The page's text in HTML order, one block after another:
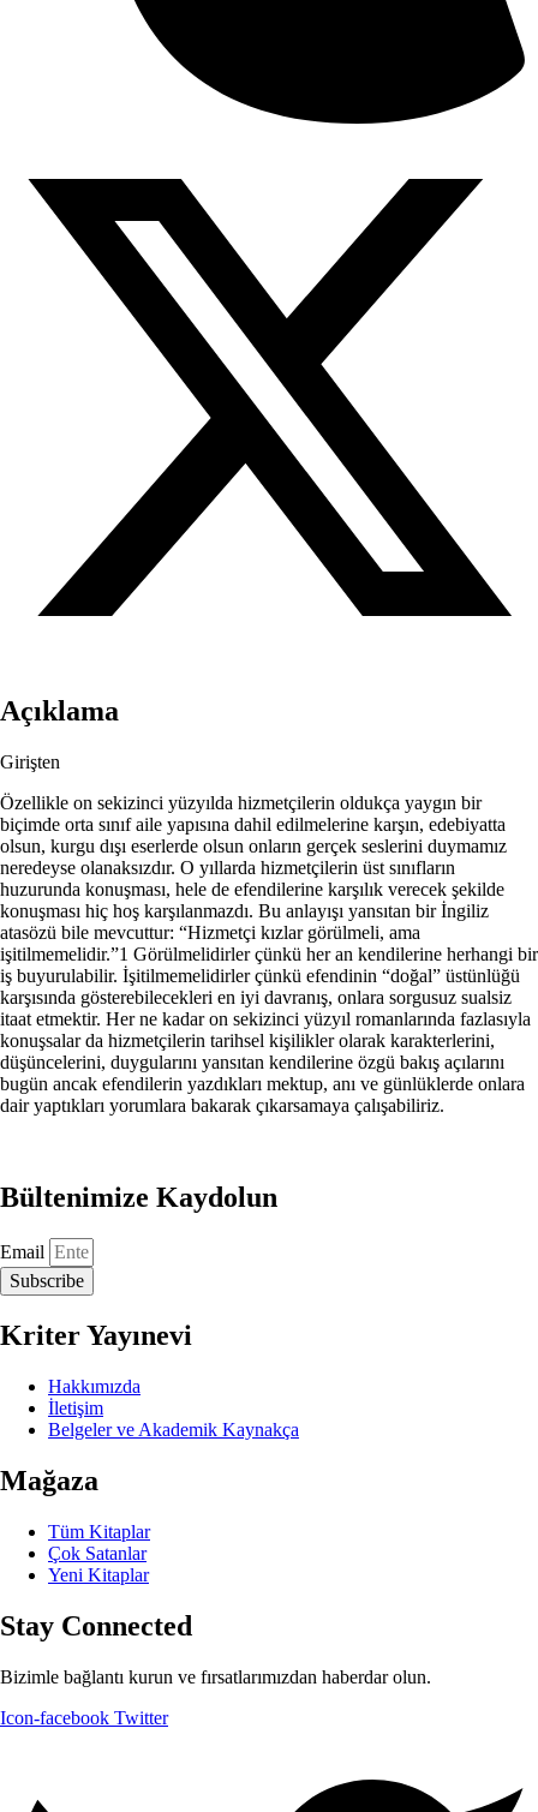
Açıklama
Girişten
Özellikle on sekizinci yüzyılda hizmetçilerin oldukça yaygın bir
biçimde orta sınıf aile yapısına dahil edilmelerine karşın, edebiyatta
olsun, kurgu dışı eserlerde olsun onların gerçek seslerini duymamız
neredeyse olanaksızdır. O yıllarda hizmetçilerin üst sınıfların
huzurunda konuşması, hele de efendilerine karşılık verecek şekilde
konuşması hiç hoş karşılanmazdı. Bu anlayışı yansıtan bir İngiliz
atasözü bile mevcuttur: “Hizmetçi kızlar görülmeli, ama
işitilmemelidir.”1 Görülmelidirler çünkü her an kendilerine herhangi bir
iş buyurulabilir. İşitilmemelidirler çünkü efendinin “doğal” üstünlüğü
karşısında gösterebilecekleri en iyi davranış, onlara sorgusuz sualsiz
itaat etmektir. Her ne kadar on sekizinci yüzyıl romanlarında fazlasıyla
konuşsalar da hizmetçilerin tarihsel kişilikler olarak karakterlerini,
düşüncelerini, duygularını yansıtan kendilerine özgü bakış açılarını
bugün ancak efendilerin yazdıkları mektup, anı ve günlüklerde onlara
dair yaptıkları yorumlara bakarak çıkarsamaya çalışabiliriz.
Bültenimize Kaydolun
Email
Subscribe
Kriter Yayınevi
Hakkımızda
İletişim
Belgeler ve Akademik Kaynakça
Mağaza
Tüm Kitaplar
Çok Satanlar
Yeni Kitaplar
Stay Connected
Bizimle bağlantı kurun ve fırsatlarımızdan haberdar olun.
Icon-facebook Twitter